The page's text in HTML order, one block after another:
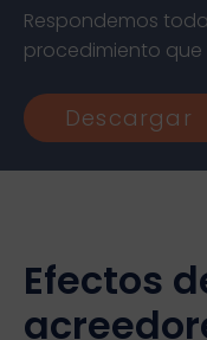
Respondemos
procedimiento
Descargar
Efectos